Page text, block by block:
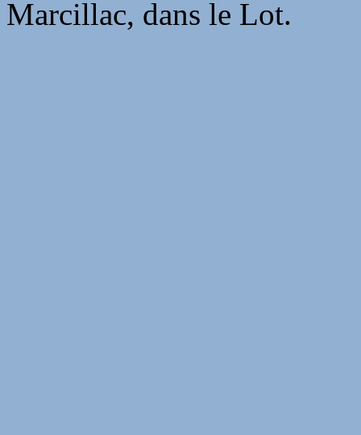
Marcillac, dans le Lot.